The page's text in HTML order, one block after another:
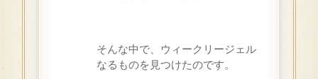
そんな中で、ウィークリージェル
なるものを見つけたのです。